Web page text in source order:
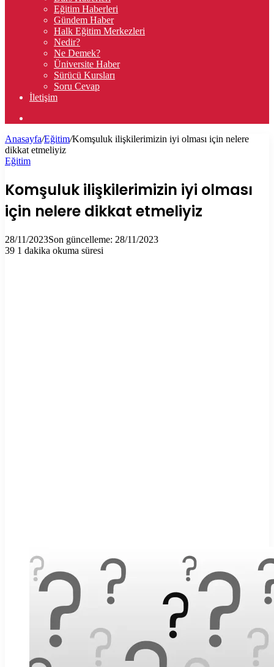
Eğitim Haberleri
Gündem Haber
Halk Eğitim Merkezleri
Nedir?
Ne Demek?
Üniversite Haber
Sürücü Kursları
Soru Cevap
İletişim
...
Anasayfa/Eğitim/Komşuluk ilişkilerimizin iyi olması için nelere
dikkat etmeliyiz
Eğitim
Komşuluk ilişkilerimizin iyi olması
için nelere dikkat etmeliyiz
28/11/2023Son güncelleme: 28/11/2023
39 1 dakika okuma süresi